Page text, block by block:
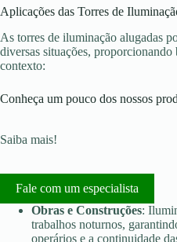
Aplicações das Torres de
As torres de iluminação alugadas
diversas situações, proporcionando
contexto:
Conheça um pouco dos nossos
Saiba mais!
Fale com um especialista
Obras e Construções:
trabalhos noturnos,
operários e a continuidade